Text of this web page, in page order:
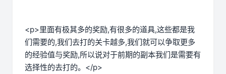
<p>里面有极其多的奖励,有很多的道具,这些都是我
们需要的,我们去打的关卡越多,我们就可以争取更多
的经验值与奖励,所以说对于前期的副本我们是需要有
选择性的去打的。</p>